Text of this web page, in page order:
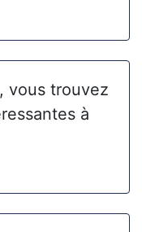
vous trouvez
à